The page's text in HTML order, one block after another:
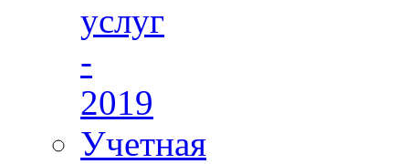
услуг
-
2019
Учетная